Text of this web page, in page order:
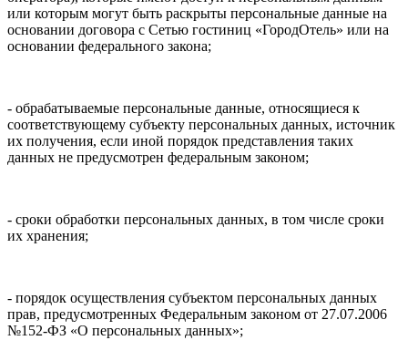
или которым могут быть раскрыты персональные данные на
основании договора с Сетью гостиниц «ГородОтель» или на
основании федерального закона;
- обрабатываемые персональные данные, относящиеся к
соответствующему субъекту персональных данных, источник
их получения, если иной порядок представления таких
данных не предусмотрен федеральным законом;
- сроки обработки персональных данных, в том числе сроки
их хранения;
- порядок осуществления субъектом персональных данных
прав, предусмотренных Федеральным законом от 27.07.2006
№152-ФЗ «О персональных данных»;